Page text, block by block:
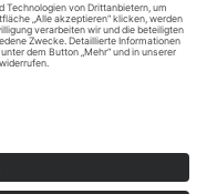
07427 - 82 63